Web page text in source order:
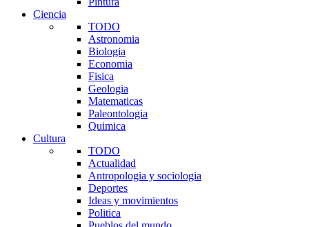
Ciencia
TODO
Astronomia
Biologia
Economia
Fisica
Geologia
Matematicas
Paleontologia
Quimica
Cultura
TODO
Actualidad
Antropologia y sociologia
Deportes
Ideas y movimientos
Politica